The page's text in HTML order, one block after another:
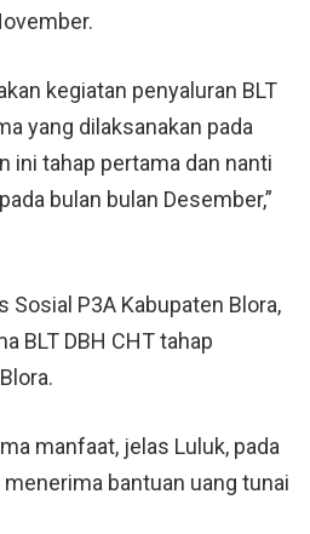
kegiatan penyaluran BLT
yang dilaksanakan pada
ini tahap pertama dan nanti
bulan bulan Desember,”
Sosial P3A Kabupaten Blora,
BLT DBH CHT tahap
manfaat, jelas Luluk, pada
bantuan uang tunai